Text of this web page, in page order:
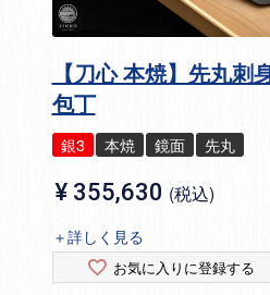
【刀心 本焼】先丸刺
包丁
銀3 本焼 鏡面 先丸
¥ 355,630 税込
＋詳しく見る
お気に入りに登録する